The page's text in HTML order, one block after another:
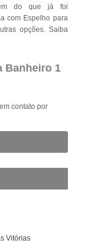
do que já foi
com Espelho para
opções. Saiba
Banheiro 1
contato por
Vitórias